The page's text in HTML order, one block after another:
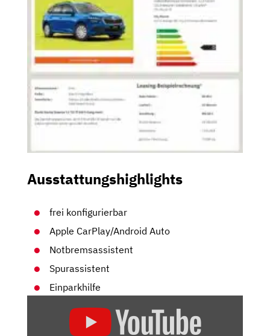
Ausstattungshighlights
frei konfigurierbar
Apple CarPlay/Android Auto
Notbremsassistent
Spurassistent
Einparkhilfe